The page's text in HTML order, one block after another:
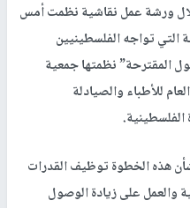
ورشة عمل نقاشية نظمت أمس
تواجه الفلسطينيين
المقترحة” نظمتها جمعية
للأطباء والصيادلة
الفلسطينية.
هذه الخطوة توظيف القدرات
والعمل على زيادة الوصول